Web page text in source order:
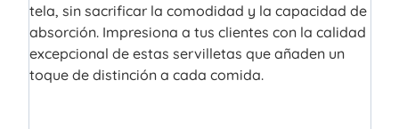
tela, sin sacrificar la comodidad y la capacidad de
absorción. Impresiona a tus clientes con la calidad
excepcional de estas servilletas que añaden un
toque de distinción a cada comida.